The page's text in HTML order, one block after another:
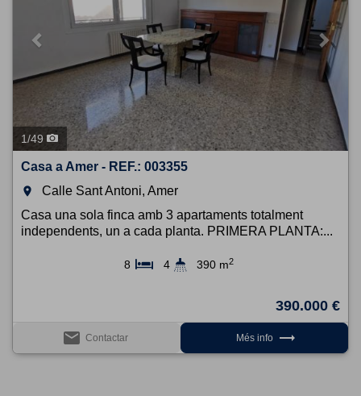
1/49
Casa a Amer - REF.: 003355
room
Calle Sant Antoni, Amer
Casa una sola finca amb 3 apartaments totalment
independents, un a cada planta. PRIMERA PLANTA:...
8 4 390 m2
390.000 €
email Contactar Més info trending_flat